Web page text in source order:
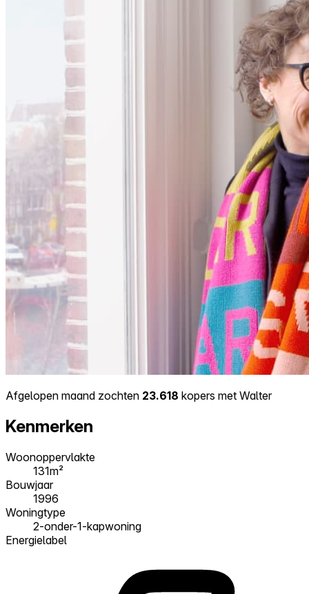
Afgelopen maand zochten 23.618 kopers met Walter
Kenmerken
Woonoppervlakte
131m²
Bouwjaar
1996
Woningtype
2-onder-1-kapwoning
Energielabel